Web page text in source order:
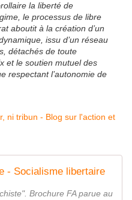
la liberté de
le processus de libre
aboutit à la création d’un
issu d’un réseau
détachés de toute
et le soutien mutuel des
respectant l’autonomie de
ni tribun - Blog sur l'action et
- Socialisme libertaire
Brochure FA parue au